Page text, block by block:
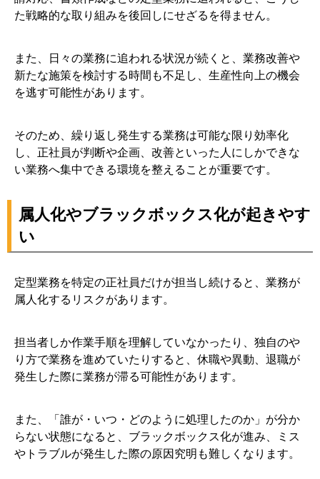
た戦略的な取り組みを後回しにせざるを得ません。
また、日々の業務に追われる状況が続くと、業務改善や
新たな施策を検討する時間も不足し、生産性向上の機会
を逃す可能性があります。
そのため、繰り返し発生する業務は可能な限り効率化
し、正社員が判断や企画、改善といった人にしかできな
い業務へ集中できる環境を整えることが重要です。
属人化やブラックボックス化が起きやす
い
定型業務を特定の正社員だけが担当し続けると、業務が
属人化するリスクがあります。
担当者しか作業手順を理解していなかったり、独自のや
り方で業務を進めていたりすると、休職や異動、退職が
発生した際に業務が滞る可能性があります。
また、「誰が・いつ・どのように処理したのか」が分か
らない状態になると、ブラックボックス化が進み、ミス
やトラブルが発生した際の原因究明も難しくなります。